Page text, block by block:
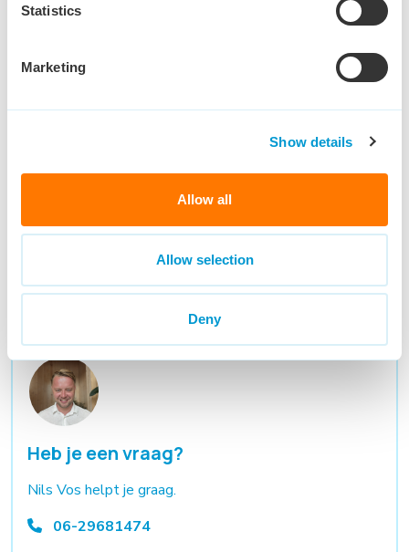
Statistics
Marketing
Show details
Allow all
Allow selection
Deny
Customer Service
Wil jij werken voor een organisatie waar je jezelf kunt
vaardigheden? Dan spreekt deze functie je zeker aan!
Bekijk vacature
Heb je een vraag?
Nils Vos helpt je graag.
06-29681474